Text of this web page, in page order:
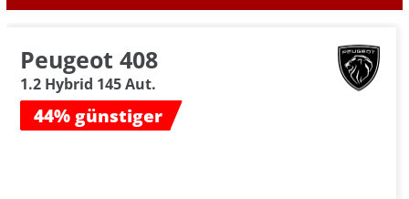
Peugeot 408
1.2 Hybrid 145 Aut.
44% günstiger